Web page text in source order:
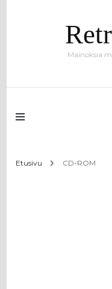
Mainoksia
Etusivu CD-ROM